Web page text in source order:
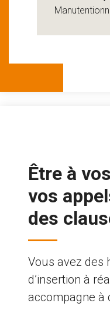
Être à
vos
des
Vous avez des
d’insertion à
accompagne à